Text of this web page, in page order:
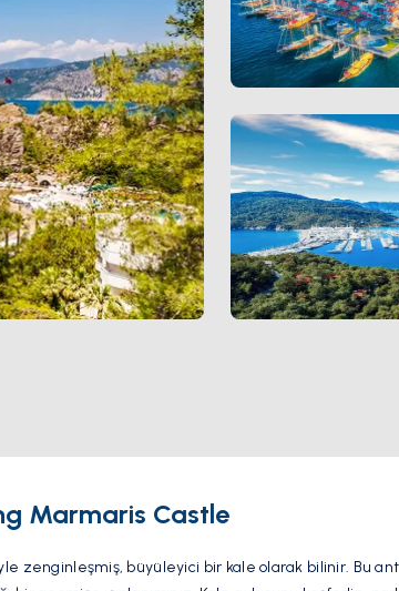
Marmaris Castle
zenginleşmiş, büyüleyici bir kale olarak bilinir. Bu